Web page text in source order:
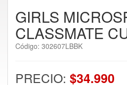
GIRLS
CLASSMATE
Código: 302607LBBK
PRECIO: $34.990